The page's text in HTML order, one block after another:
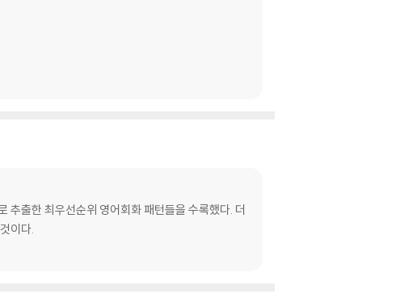
추출한 최우선순위 영어회화 패턴들을 수록했다. 더
이다.